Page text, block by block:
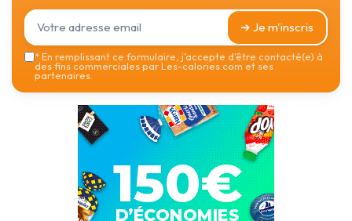
➔ Je m'inscris
*En remplissant ce formulaire, j’accepte d’être contacté(e) à
des fins commerciales par Les-calories.com et ses
partenaires.